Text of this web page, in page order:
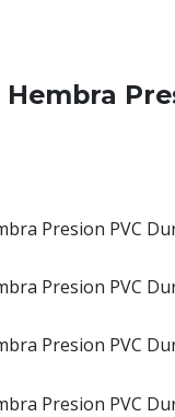
Presion PVC
Presion PVC
Presion PVC
Presion PVC